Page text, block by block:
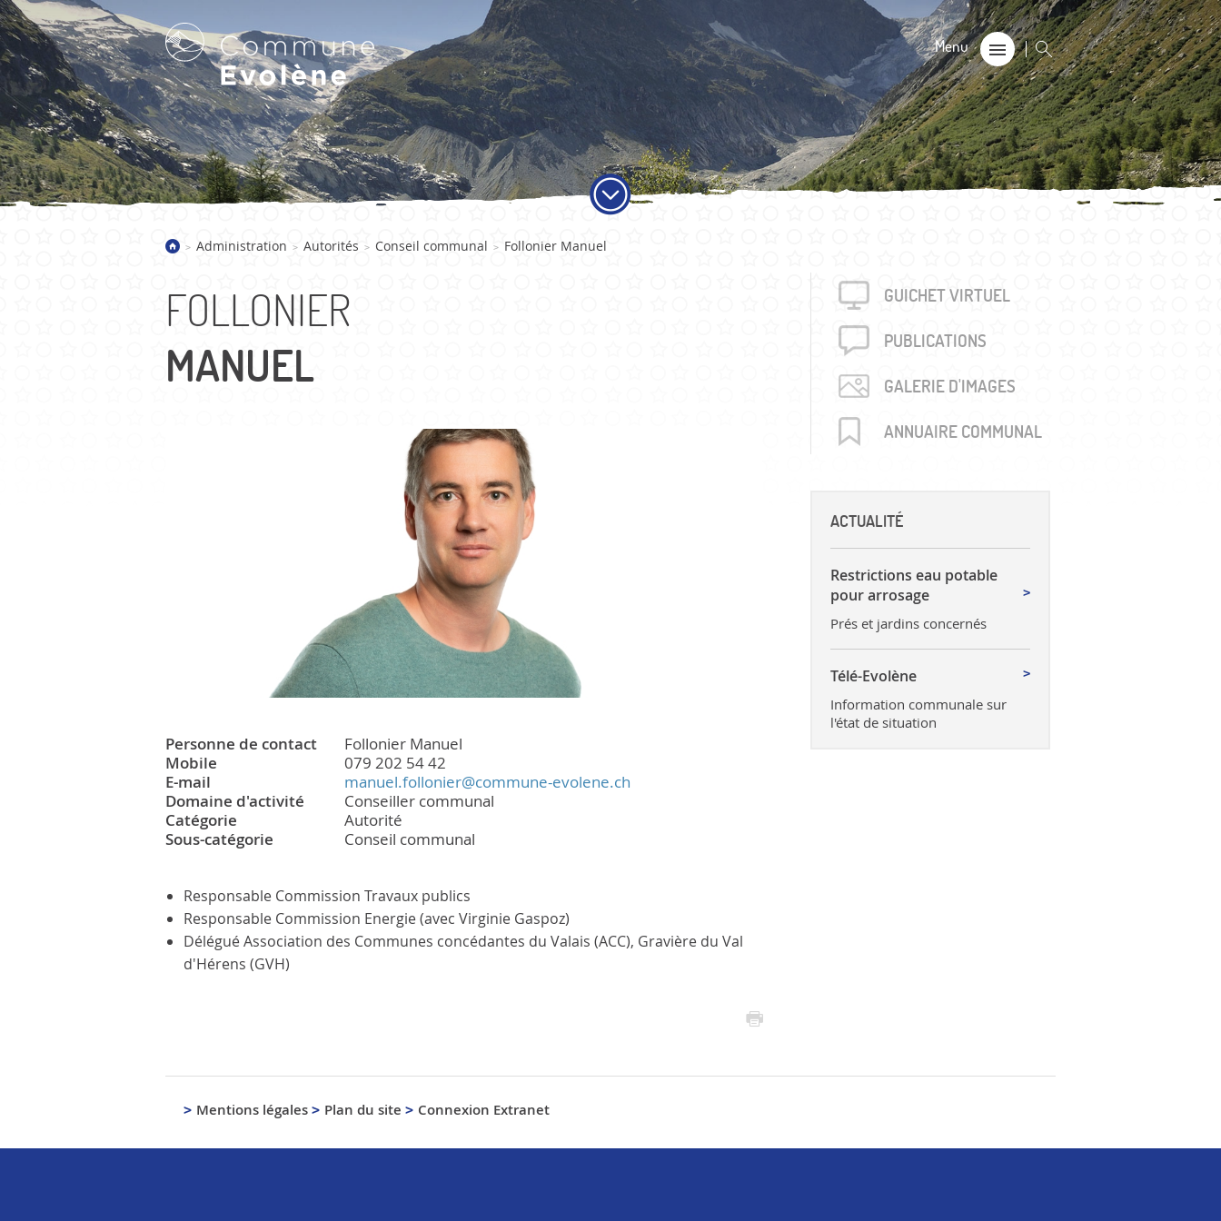
LA COMMUNE D'EVOLÈNE
Villages
Actualités
Historique
ADMINISTRATION VIE LOCALE
Objets trouvés
Carte jounalière dégriffée commune
Sociétés locales
PRATIQUE
Guichet virtuel
Annuaire communal
Energie
Cartographie / SIT
Gestion des déchets
Liste de liens
> Administration > Autorités > Conseil communal > Follonier Manuel
FOLLONIER
MANUEL
Personne de contact
Follonier Manuel
Mobile
079 202 54 42
E-mail
manuel.follonier@commune-evolene.ch
Domaine d'activité
Conseiller communal
Catégorie
Autorité
Sous-catégorie
Conseil communal
Responsable Commission Travaux publics
Responsable Commission Energie (avec Virginie Gaspoz)
Délégué Association des Communes concédantes du Valais (ACC), Gravière du Val
d'Hérens (GVH)
GUICHET VIRTUEL
PUBLICA­TIONS
GALERIE D'IMAGES
ANNUAIRE COMMUNAL
ACTUALITÉ
Restrictions eau potable
pour arrosage
Prés et jardins concernés
Télé-Evolène
Information communale sur
l'état de situation
Mentions légales Plan du site Connexion Extranet